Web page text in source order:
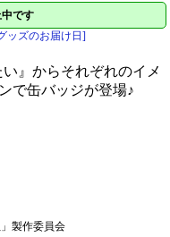
です
ッズのお届け日]
』からそれぞれのイメ
で缶バッジが登場♪
製作委員会